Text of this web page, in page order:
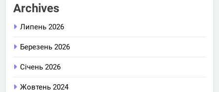
Archives
Липень 2026
Березень 2026
Січень 2026
Жовтень 2024